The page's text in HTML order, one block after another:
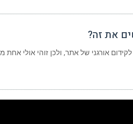
את זה?
אורגני של אתר, ולכן זוהי אולי אחת